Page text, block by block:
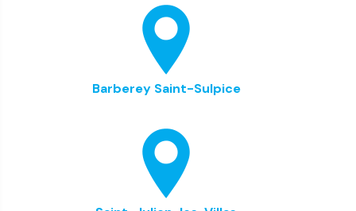
Barberey Saint-Sulpice